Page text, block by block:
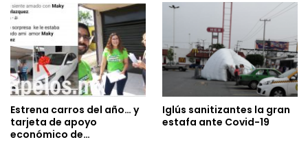
Estrena carros del año… y
tarjeta de apoyo
económico de…
Iglús sanitizantes la gran
estafa ante Covid-19